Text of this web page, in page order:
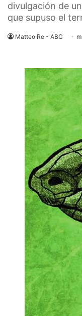
divulgación de
que supuso el
Matteo Re - ABC